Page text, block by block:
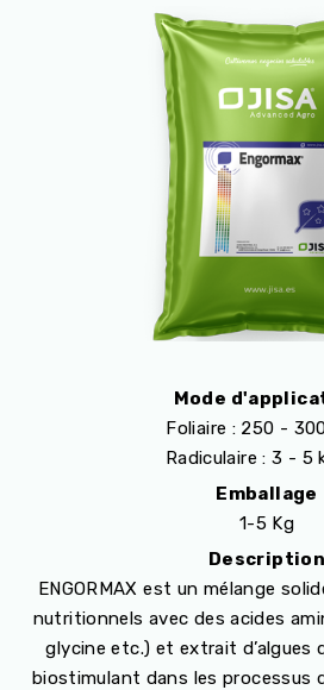
Mode
Foliaire : 250 -
Radiculaire : 3 - 5
Emballage
1-5 Kg
Description
ENGORMAX est un mélange
nutritionnels avec des acides
glycine etc.) et extrait d’algues
biostimulant dans les processus